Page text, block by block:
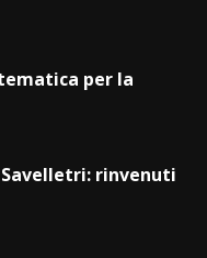
per la
rinvenuti